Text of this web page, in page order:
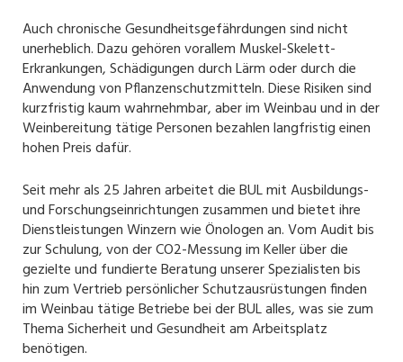
Auch chronische Gesundheitsgefährdungen sind nicht
unerheblich. Dazu gehören vorallem Muskel-Skelett-
Erkrankungen, Schädigungen durch Lärm oder durch die
Anwendung von Pflanzenschutzmitteln. Diese Risiken sind
kurzfristig kaum wahrnehmbar, aber im Weinbau und in der
Weinbereitung tätige Personen bezahlen langfristig einen
hohen Preis dafür.
Seit mehr als 25 Jahren arbeitet die BUL mit Ausbildungs-
und Forschungseinrichtungen zusammen und bietet ihre
Dienstleistungen Winzern wie Önologen an. Vom Audit bis
zur Schulung, von der CO2-Messung im Keller über die
gezielte und fundierte Beratung unserer Spezialisten bis
hin zum Vertrieb persönlicher Schutzausrüstungen finden
im Weinbau tätige Betriebe bei der BUL alles, was sie zum
Thema Sicherheit und Gesundheit am Arbeitsplatz
benötigen.